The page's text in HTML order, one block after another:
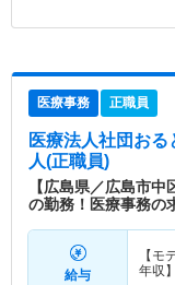
医療事務 正職員
医療法人社団お
人(正職員)
【広島県／広島市
の勤務！医療事務の
給与
【モ
年収】